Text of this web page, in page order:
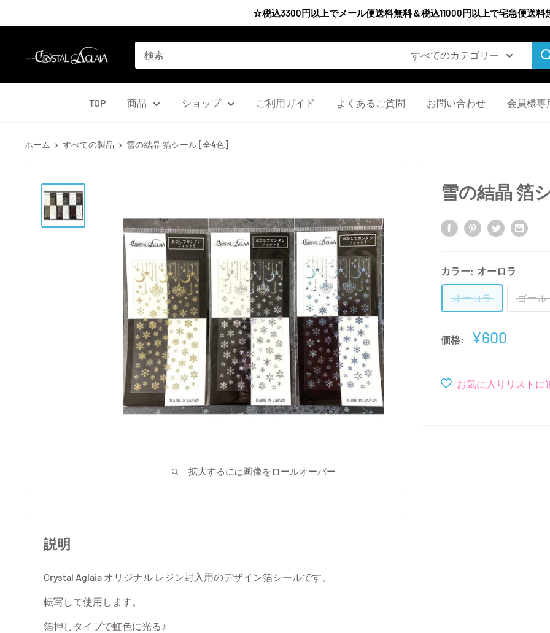
ン
☆税込3300円以上でメール便送料無料＆税込11000円以上で宅急便送
Agrize
すべてのカテゴリー
TOP 商品 ショップ ご利用ガイド よくあるご質問 お問い合わせ 会員様専
ホーム すべての製品 雪の結晶 箔シール [全4色]
拡大するには画像をロールオーバー
雪の結晶 箔
カラー: オーロラ
オーロラ ゴール
価格:
販
格
¥600
お気に入りリストに
説明
Crystal Aglaia オリジナル レジン封入用のデザイン箔シールです。
転写して使用します。
箔押しタイプで虹色に光る♪